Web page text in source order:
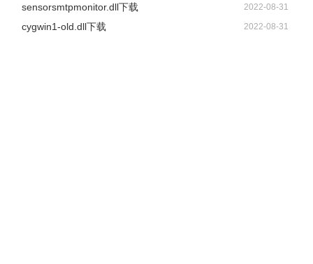
sensorsmtpmonitor.dll下载 2022-08-31
cygwin1-old.dll下载 2022-08-31